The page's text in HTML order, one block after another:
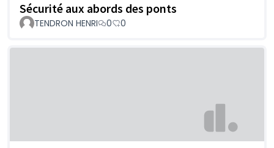
Sécurité aux abords des ponts
TENDRON HENRI 0 0